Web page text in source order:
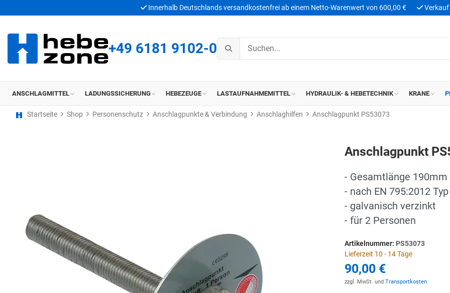
Innerhalb Deutschlands versandkostenfrei ab einem Netto-Warenwert von 600,00 € Verkauf
+49 6181 9102-0
ANSCHLAGMITTEL LADUNGSSICHERUNG HEBEZEUGE LASTAUFNAHMEMITTEL HYDRAULIK- & HEBETECHNIK KRANE
Startseite Shop Personenschutz Anschlagpunkte & Verbindung Anschlaghilfen Anschlagpunkt PS53073
Anschlagpunkt
- Gesamtlänge 190mm
- nach EN 795:2012
- galvanisch verzinkt
- für 2 Personen
Artikelnummer: PS53073
Lieferzeit 10 - 14 Tage
90,00 €
zzgl. MwSt. und Transportkosten